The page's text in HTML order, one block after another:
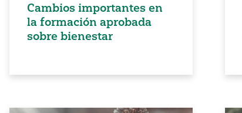
Cambios importantes en
la formación aprobada
sobre bienestar